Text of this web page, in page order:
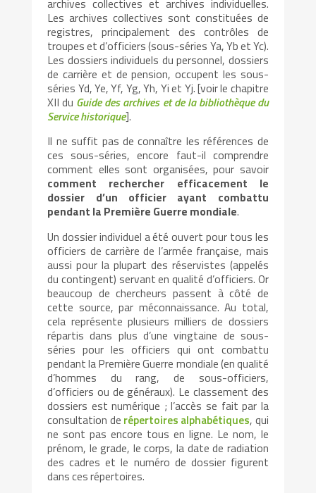
Les archives collectives sont constituées de
registres, principalement des contrôles de
troupes et d’officiers (sous-séries Ya, Yb et Yc).
Les dossiers individuels du personnel, dossiers
de carrière et de pension, occupent les sous-
séries Yd, Ye, Yf, Yg, Yh, Yi et Yj. [voir le chapitre
XII du Guide des archives et de la bibliothèque du
Service historique].
Il ne suffit pas de connaître les références de
ces sous-séries, encore faut-il comprendre
comment elles sont organisées, pour savoir
comment rechercher efficacement le
dossier d’un officier ayant combattu
pendant la Première Guerre mondiale.
Un dossier individuel a été ouvert pour tous les
officiers de carrière de l’armée française, mais
aussi pour la plupart des réservistes (appelés
du contingent) servant en qualité d’officiers. Or
beaucoup de chercheurs passent à côté de
cette source, par méconnaissance. Au total,
cela représente plusieurs milliers de dossiers
répartis dans plus d’une vingtaine de sous-
séries pour les officiers qui ont combattu
pendant la Première Guerre mondiale (en qualité
d’hommes du rang, de sous-officiers,
d’officiers ou de généraux). Le classement des
dossiers est numérique ; l’accès se fait par la
consultation de répertoires alphabétiques, qui
ne sont pas encore tous en ligne. Le nom, le
prénom, le grade, le corps, la date de radiation
des cadres et le numéro de dossier figurent
dans ces répertoires.